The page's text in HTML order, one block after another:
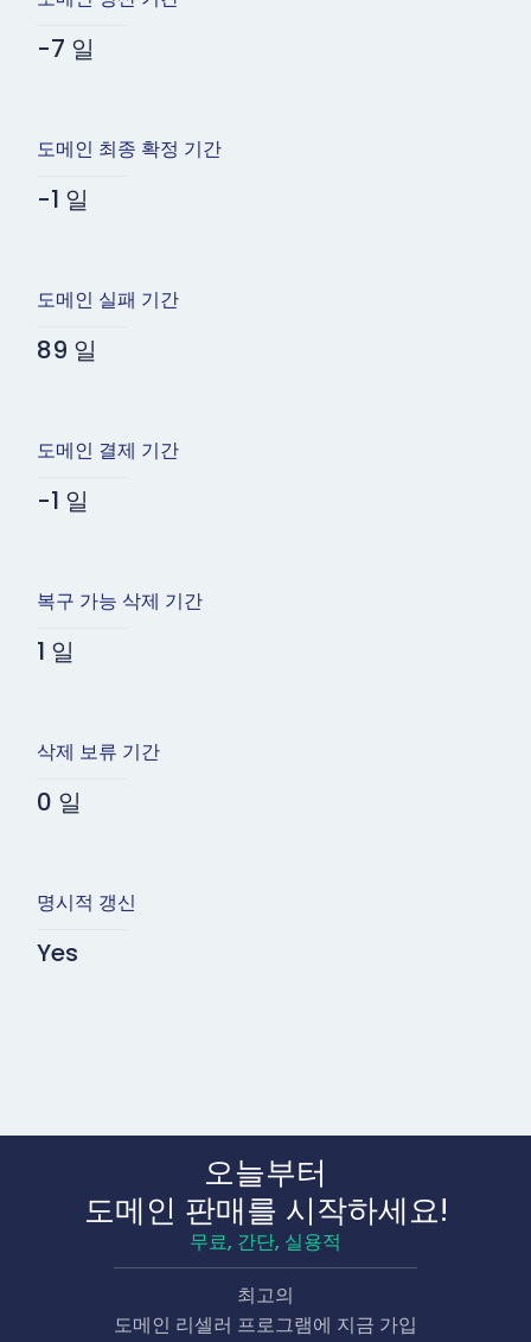
-7 일
도메인 최종 확정 기간
-1 일
도메인 실패 기간
89 일
도메인 결제 기간
-1 일
복구 가능 삭제 기간
1 일
삭제 보류 기간
0 일
명시적 갱신
Yes
오늘부터
도메인 판매를 시작하세요!
무료, 간단, 실용적
최고의
도메인 리셀러 프로그램에 지금 가입